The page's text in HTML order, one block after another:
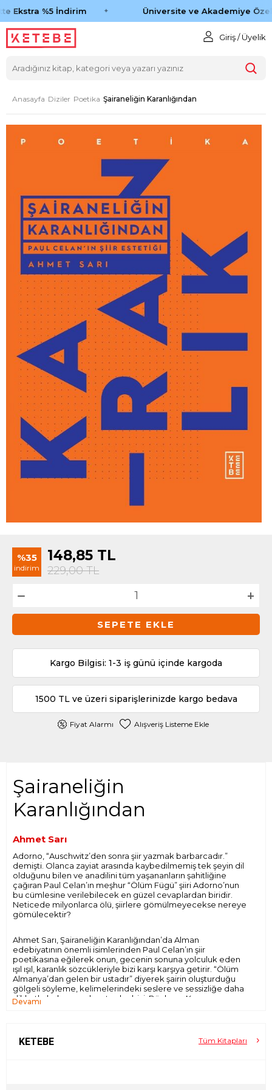
Ekstra %5 İndirim Üniversite ve Akademiye Özel
Giriş / Üyelik
Anasayfa Diziler Poetika Şairaneliğin Karanlığından
%35
indirim
148,85 TL
229,00TL
SEPETE EKLE
Kargo Bilgisi: 1-3 iş günü içinde kargoda
1500 TL ve üzeri siparişlerinizde kargo bedava
Fiyat Alarmı Alışveriş Listeme Ekle
Şairaneliğin
Karanlığından
Ahmet Sarı
Adorno, “Auschwitz’den sonra şiir yazmak barbarcadır.”
demişti. Olanca zayiat arasında kaybedilmemiş tek şeyin dil
olduğunu bilen ve anadilini tüm yaşananların şahitliğine
çağıran Paul Celan’ın meşhur “Ölüm Fügü” şiiri Adorno’nun
bu cümlesine verilebilecek en güzel cevaplardan biridir.
Neticede milyonlarca ölü, şiirlere gömülmeyecekse nereye
gömülecektir?
Ahmet Sarı, Şairaneliğin Karanlığından’da Alman
edebiyatının önemli isimlerinden Paul Celan’ın şiir
poetikasına eğilerek onun, gecenin sonuna yolculuk eden
ışıl ışıl, karanlık sözcükleriyle bizi karşı karşıya getirir. “Ölüm
Almanya’dan gelen bir ustadır” diyerek şairin oluşturduğu
gölgeli söyleme, kelimelerindeki seslere ve sessizliğe daha
dikkatle bakmaya davet eder bizi. Böylece, Kara
eksiksiz ve etkileyici bir Paul Celan portresi çizer.
Devamı
KETEBE Tüm Kitapları